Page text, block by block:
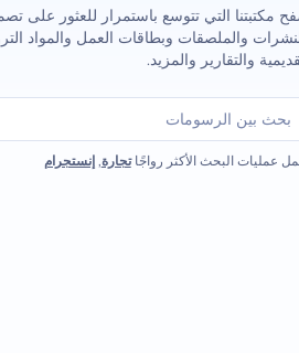
مكتبتنا التي تتوسع باستمرار للعثور على
والملصقات وبطاقات العمل والمواد
والتقارير والمزيد.
عمليات البحث الأكثر رواجًاتجارة,إنستجرام